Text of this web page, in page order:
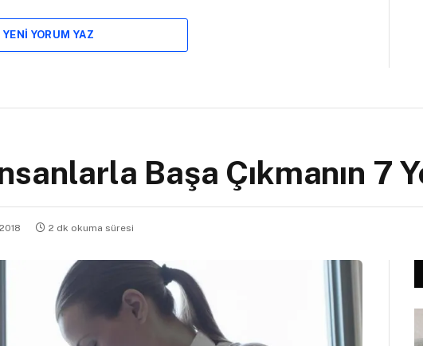
YENI YORUM YAZ
Başa Çıkmanın 7
2 dk okuma süresi